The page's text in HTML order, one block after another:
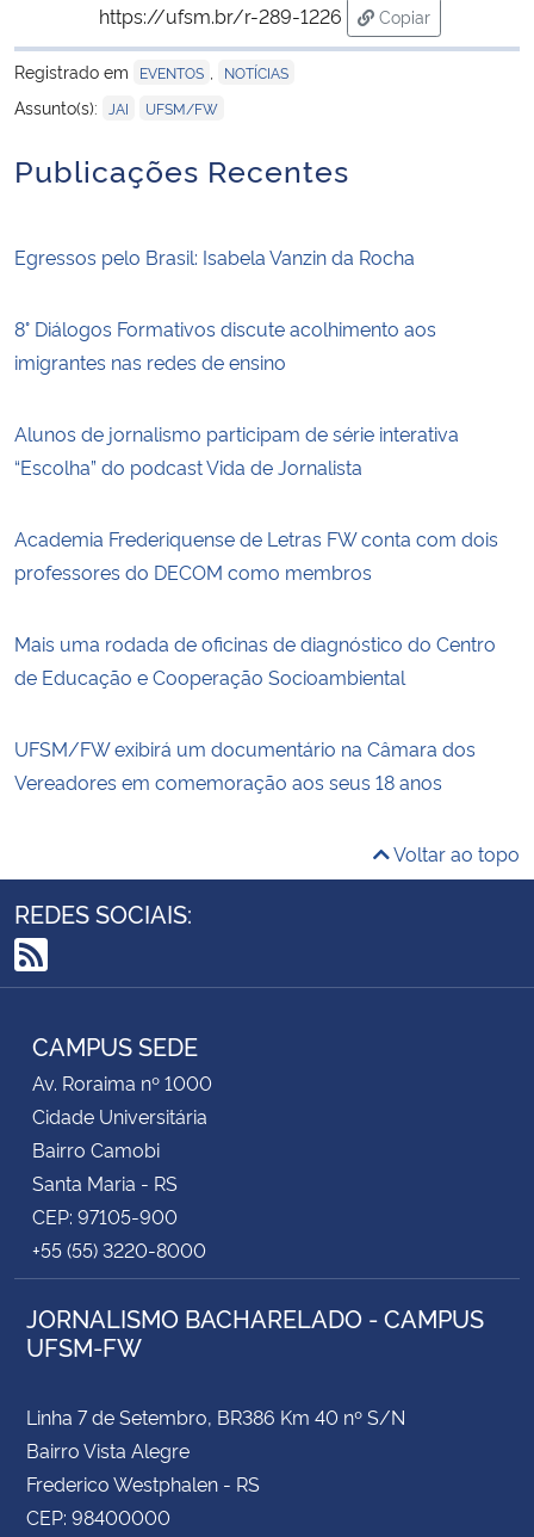
https://ufsm.br/r-289-1226
Copiar
para área de
Registrado em
EVENTOS NOTÍCIAS
Assunto(s): JAI UFSM/FW
Publicações Recentes
Egressos pelo Brasil: Isabela Vanzin da Rocha
8° Diálogos Formativos discute acolhimento aos
imigrantes nas redes de ensino
Alunos de jornalismo participam de série interativa
“Escolha” do podcast Vida de Jornalista
Academia Frederiquense de Letras FW conta com dois
professores do DECOM como membros
Mais uma rodada de oficinas de diagnóstico do Centro
de Educação e Cooperação Socioambiental
UFSM/FW exibirá um documentário na Câmara dos
Vereadores em comemoração aos seus 18 anos
Voltar ao topo
REDES SOCIAIS:
RSS
CAMPUS SEDE
Av. Roraima nº 1000
Cidade Universitária
Bairro Camobi
Santa Maria - RS
CEP: 97105-900
+55 (55) 3220-8000
JORNALISMO BACHARELADO - CAMPUS
UFSM-FW
Linha 7 de Setembro, BR386 Km 40 nº S/N
Bairro Vista Alegre
Frederico Westphalen - RS
CEP: 98400000